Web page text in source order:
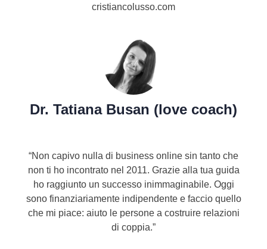
cristiancolusso.com
Dr. Tatiana Busan (love coach)
“Non capivo nulla di business online sin tanto che
non ti ho incontrato nel 2011. Grazie alla tua guida
ho raggiunto un successo inimmaginabile. Oggi
sono finanziariamente indipendente e faccio quello
che mi piace: aiuto le persone a costruire relazioni
di coppia.”